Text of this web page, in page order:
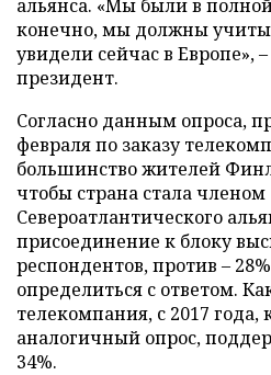
альянса. «Мы были в
конечно, мы должны
увидели сейчас в Европе»,
президент.
Согласно данным опроса,
февраля по заказу
большинство жителей
чтобы страна стала членом
Североатлантического
присоединение к блоку
респондентов, против –
определиться с ответом.
телекомпания, с 2017 года,
аналогичный опрос,
34%.